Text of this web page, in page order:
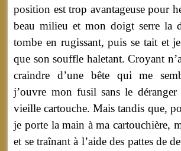
position est trop avantageuse pour
beau milieu et mon doigt serre la
tombe en rugissant, puis se tait et
que son souffle haletant. Croyant
craindre d’une bête qui me
j’ouvre mon fusil sans le
vieille cartouche. Mais tandis que,
je porte la main à ma cartouchière,
et se traînant à l’aide des pattes de